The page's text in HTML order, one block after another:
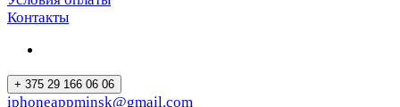
Контакты
+ 375 29 166 06 06
iphoneappminsk@gmail.com